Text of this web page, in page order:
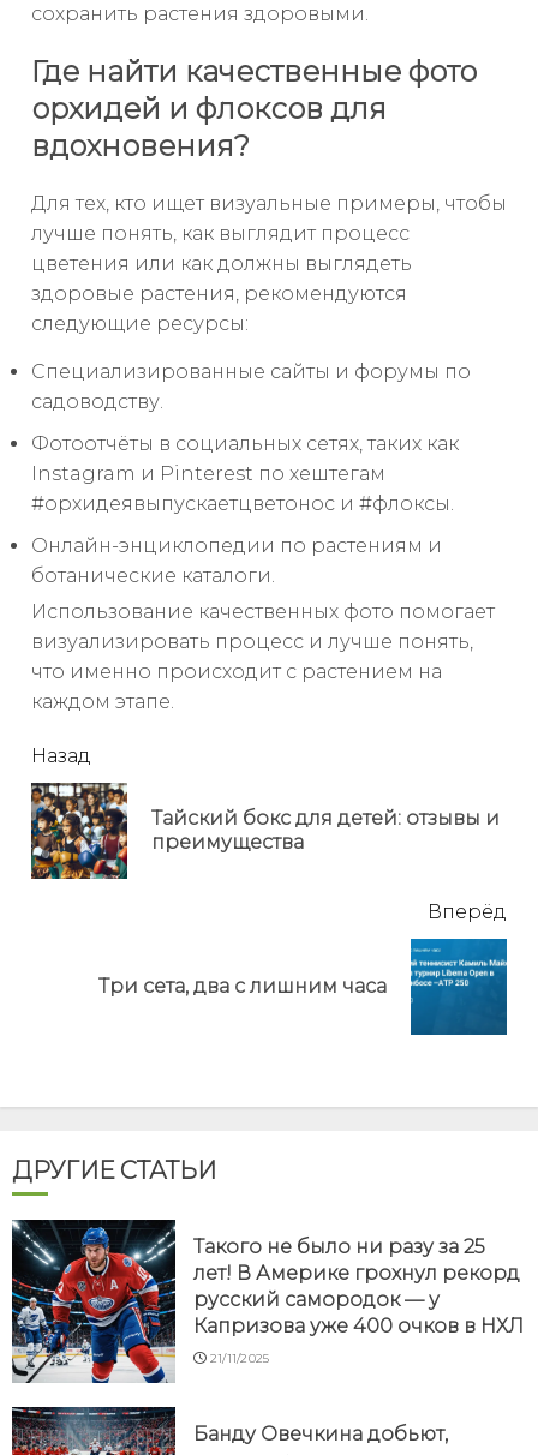
сохранить растения здоровыми.
Где найти качественные фото
орхидей и флоксов для
вдохновения?
Для тех, кто ищет визуальные примеры, чтобы
лучше понять, как выглядит процесс
цветения или как должны выглядеть
здоровые растения, рекомендуются
следующие ресурсы:
Специализированные сайты и форумы по
садоводству.
Фотоотчёты в социальных сетях, таких как
Instagram и Pinterest по хештегам
#орхидеявыпускаетцветонос и #флоксы.
Онлайн-энциклопедии по растениям и
ботанические каталоги.
Использование качественных фото помогает
визуализировать процесс и лучше понять,
что именно происходит с растением на
каждом этапе.
читать
еще
Назад
Тайский бокс для детей: отзывы и
преимущества
Вперёд
Три сета, два с лишним часа
ДРУГИЕ СТАТЬИ
Такого не было ни разу за 25
лет! В Америке грохнул рекорд
русский самородок — у
Капризова уже 400 очков в НХЛ
21/11/2025
Банду Овечкина добьют,